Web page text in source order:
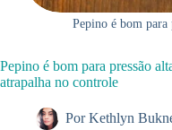
Pepino é bom para
Pepino é bom para pressão
atrapalha no controle
Por Kethlyn